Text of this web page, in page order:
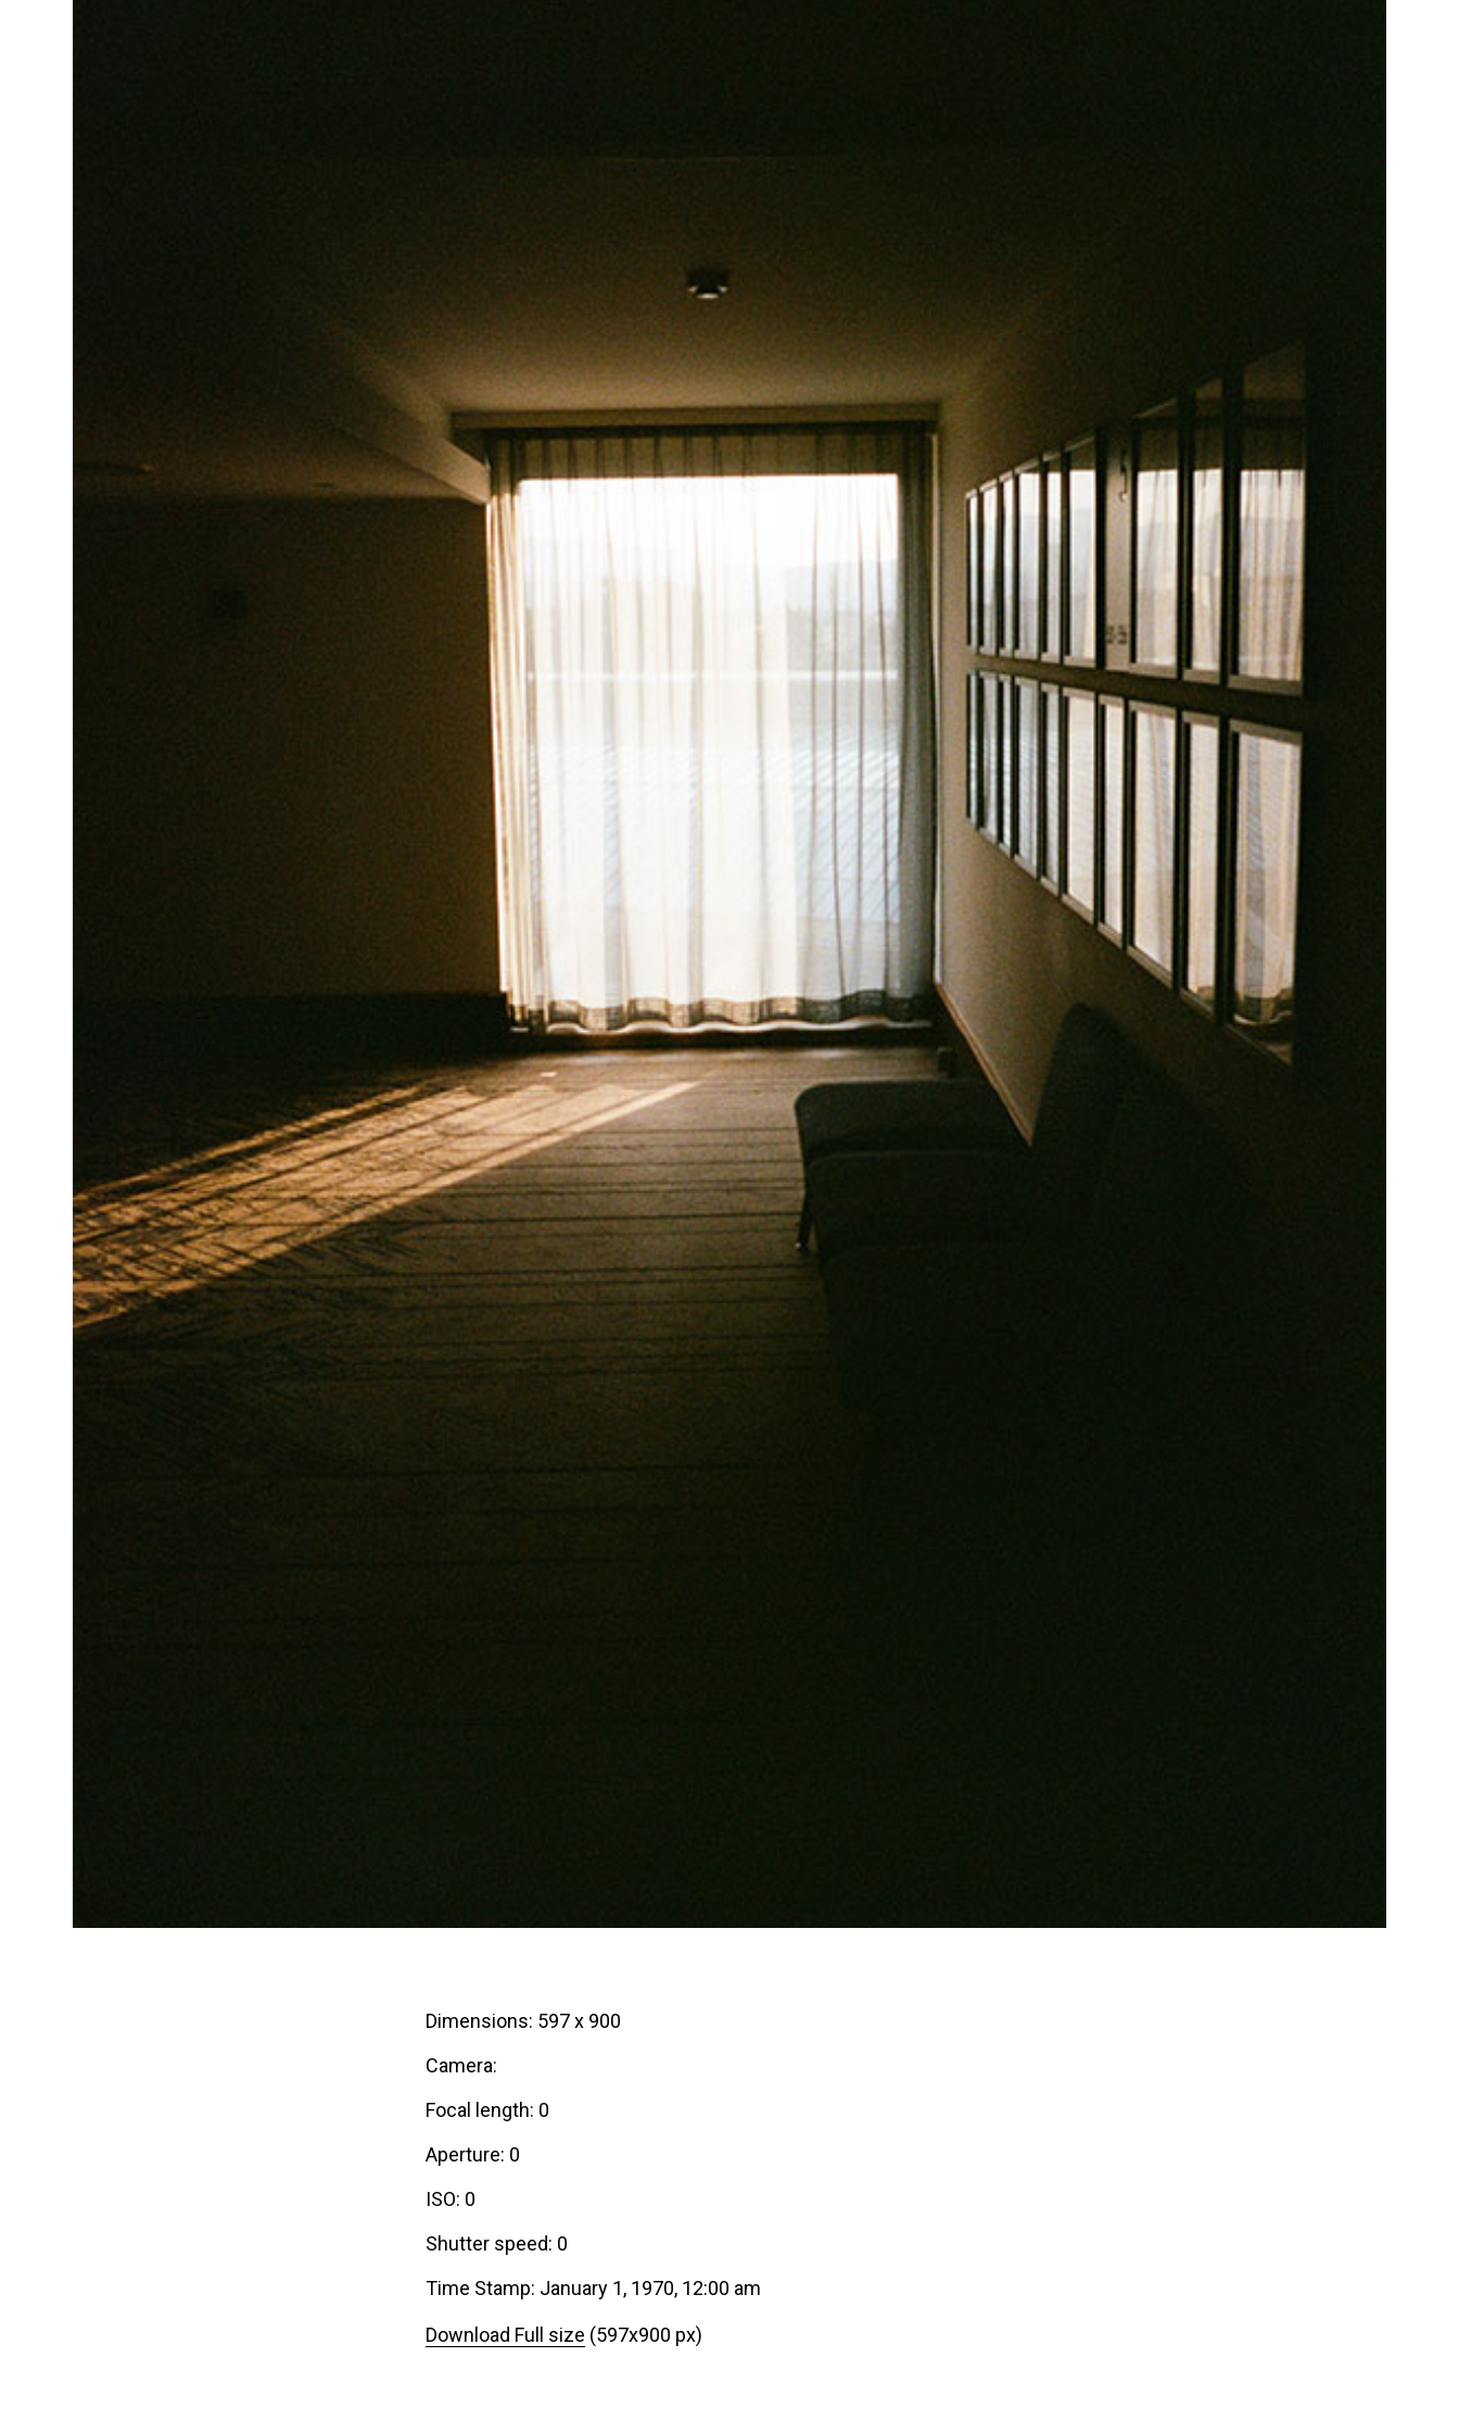
Dimensions: 597 x 900
Camera:
Focal length: 0
Aperture: 0
ISO: 0
Shutter speed: 0
Time Stamp: January 1, 1970, 12:00 am
Download Full size (597x900 px)